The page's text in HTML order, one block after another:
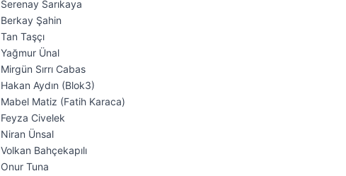
Serenay Sarıkaya
Berkay Şahin
Tan Taşçı
Yağmur Ünal
Mirgün Sırrı Cabas
Hakan Aydın (Blok3)
Mabel Matiz (Fatih Karaca)
Feyza Civelek
Niran Ünsal
Volkan Bahçekapılı
Onur Tuna